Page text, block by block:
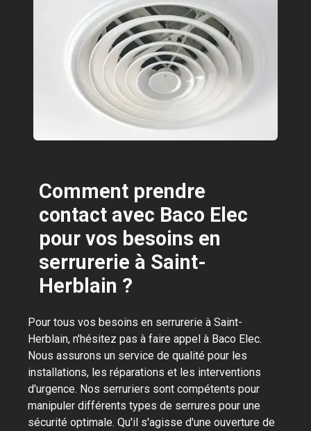
Comment prendre
contact avec Baco Elec
pour vos besoins en
serrurerie à Saint-
Herblain ?
Pour tous vos besoins en serrurerie à Saint-
Herblain, n'hésitez pas à faire appel à Baco Elec.
Nous assurons un service de qualité pour les
installations, les réparations et les interventions
d'urgence. Nos serruriers sont compétents pour
manipuler différents types de serrures pour une
sécurité optimale. Qu'il s'agisse d'une ouverture de